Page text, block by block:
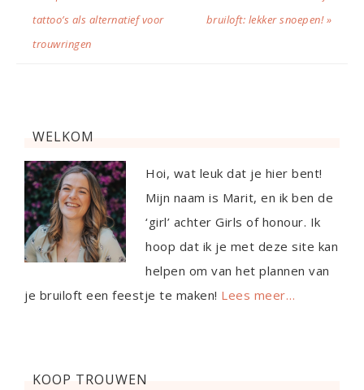
tattoo’s als alternatief voor
trouwringen
bruiloft: lekker snoepen! »
WELKOM
Hoi, wat leuk dat je hier bent!
Mijn naam is Marit, en ik ben de
‘girl’ achter Girls of honour. Ik
hoop dat ik je met deze site kan
helpen om van het plannen van
je bruiloft een feestje te maken! Lees meer…
KOOP TROUWEN